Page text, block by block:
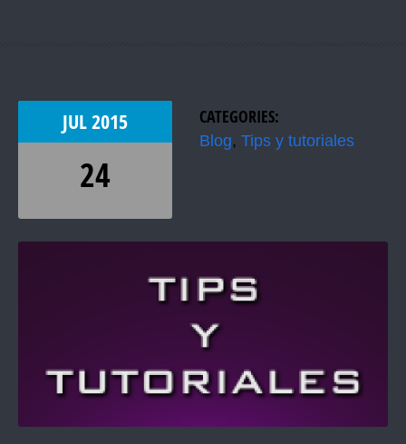
JUL2015
24
CATEGORIES:
Blog, Tips y tutoriales